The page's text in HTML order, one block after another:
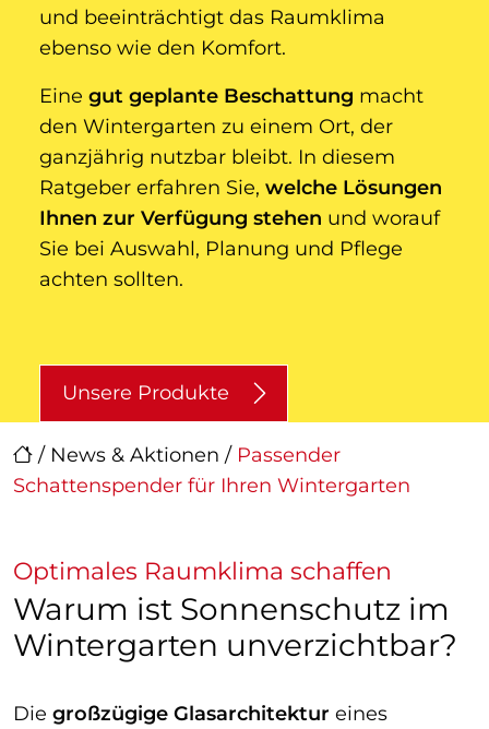
/ News & Aktionen / Passender
Schattenspender für Ihren Wintergarten
und beeinträchtigt das Raumklima
ebenso wie den Komfort.
Eine gut geplante Beschattung macht
den Wintergarten zu einem Ort, der
ganzjährig nutzbar bleibt. In diesem
Ratgeber erfahren Sie, welche Lösungen
Ihnen zur Verfügung stehen und worauf
Sie bei Auswahl, Planung und Pflege
achten sollten.
Unsere Produkte
Optimales Raumklima schaffen
Warum ist Sonnenschutz im
Wintergarten unverzichtbar?
Die großzügige Glasarchitektur eines